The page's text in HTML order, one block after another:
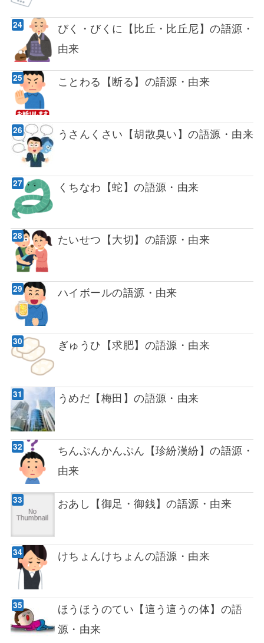
びく・びくに【比丘・比丘尼】の語源・
由来
ことわる【断る】の語源・由来
うさんくさい【胡散臭い】の語源・由来
くちなわ【蛇】の語源・由来
たいせつ【大切】の語源・由来
ハイボールの語源・由来
ぎゅうひ【求肥】の語源・由来
うめだ【梅田】の語源・由来
ちんぷんかんぷん【珍紛漢紛】の語源・
由来
おあし【御足・御銭】の語源・由来
けちょんけちょんの語源・由来
ほうほうのてい【這う這うの体】の語
源・由来